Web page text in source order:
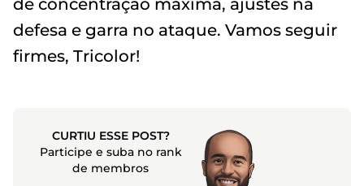
de concentração máxima, ajustes na
defesa e garra no ataque. Vamos seguir
firmes, Tricolor!
CURTIU ESSE POST?
Participe e suba no rank
de membros